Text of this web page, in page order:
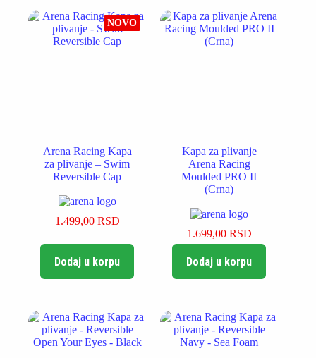
NOVO
Arena Racing Kapa
za plivanje – Swim
Reversible Cap
1.499,00 RSD
Dodaj u korpu
Kapa za plivanje
Arena Racing
Moulded PRO II
(Crna)
1.699,00 RSD
Dodaj u korpu